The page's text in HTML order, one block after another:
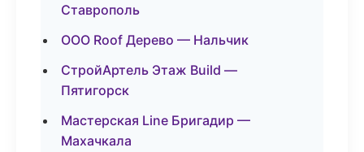
Ставрополь
ООО Roof Дерево — Нальчик
СтройАртель Этаж Build —
Пятигорск
Мастерская Line Бригадир —
Махачкала